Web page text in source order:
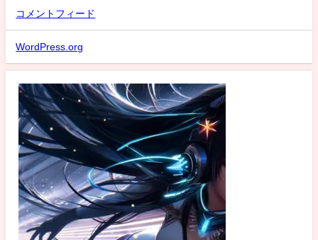
コメントフィード
WordPress.org